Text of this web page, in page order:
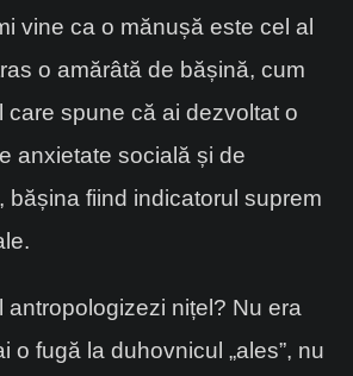
vine ca o mănușă este cel al
o amărâtă de bășină, cum
care spune că ai dezvoltat o
anxietate socială și de
bășina fiind indicatorul suprem
antropologizezi nițel? Nu era
o fugă la duhovnicul „ales”, nu